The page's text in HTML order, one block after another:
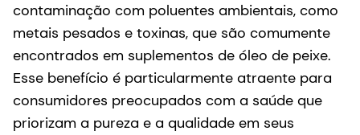
contaminação com poluentes ambientais, como
metais pesados e toxinas, que são comumente
encontrados em suplementos de óleo de peixe.
Esse benefício é particularmente atraente para
consumidores preocupados com a saúde que
priorizam a pureza e a qualidade em seus